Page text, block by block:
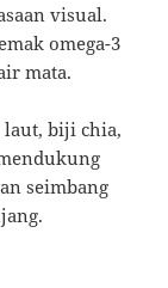
visual.
omega-3
mata.
laut, biji chia,
seimbang